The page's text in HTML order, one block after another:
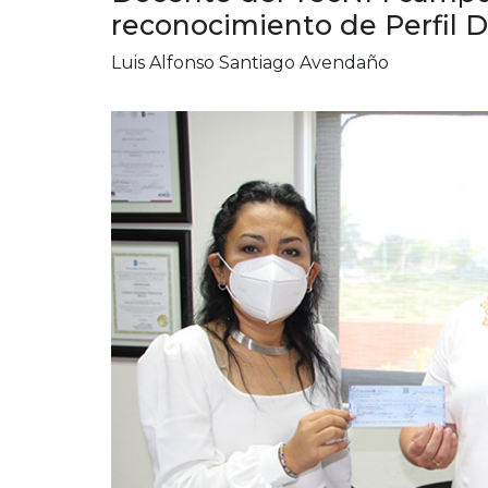
reconocimiento de Perfil
Luis Alfonso Santiago Avendaño